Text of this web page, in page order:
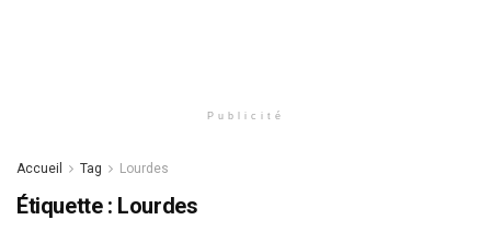
Publicité
Accueil Tag Lourdes
Étiquette : Lourdes